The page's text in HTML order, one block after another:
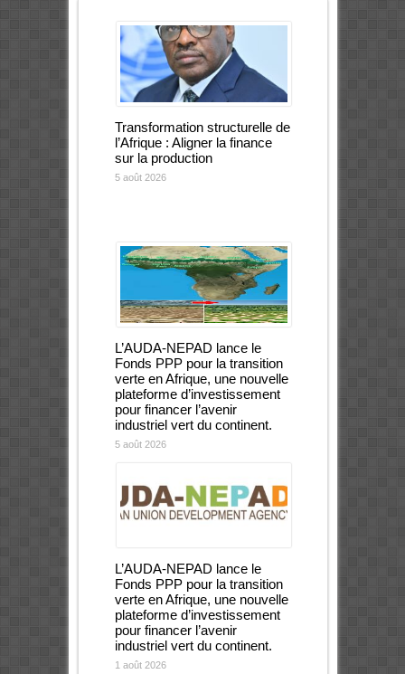
Transformation structurelle de
l’Afrique : Aligner la finance
sur la production
5 août 2026
L’AUDA-NEPAD lance le
Fonds PPP pour la transition
verte en Afrique, une nouvelle
plateforme d’investissement
pour financer l’avenir
industriel vert du continent.
5 août 2026
L’AUDA-NEPAD lance le
Fonds PPP pour la transition
verte en Afrique, une nouvelle
plateforme d’investissement
pour financer l’avenir
industriel vert du continent.
1 août 2026